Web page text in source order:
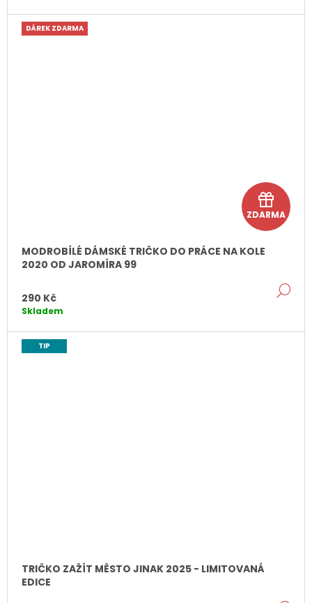
á
k
ZDARMA
DÁREK ZDARMA
MODROBÍLÉ DÁMSKÉ TRIČKO DO PRÁCE NA KOLE
2020 OD JAROMÍRA 99
290 Kč
Skladem
TIP
TRIČKO ZAŽÍT MĚSTO JINAK 2025 - LIMITOVANÁ
EDICE